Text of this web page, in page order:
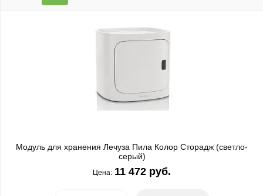
Модуль для хранения Лечуза Пила Колор Сторадж (светло-
серый)
Цена: 11 472 руб.